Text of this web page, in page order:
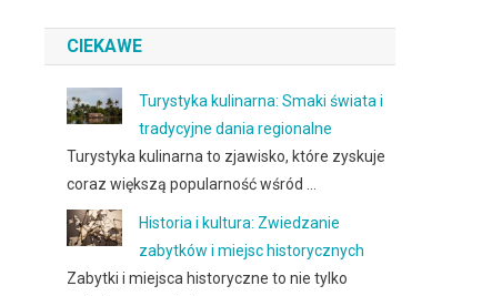
CIEKAWE
Turystyka kulinarna: Smaki świata i
tradycyjne dania regionalne
Turystyka kulinarna to zjawisko, które zyskuje
coraz większą popularność wśród …
Historia i kultura: Zwiedzanie
zabytków i miejsc historycznych
Zabytki i miejsca historyczne to nie tylko